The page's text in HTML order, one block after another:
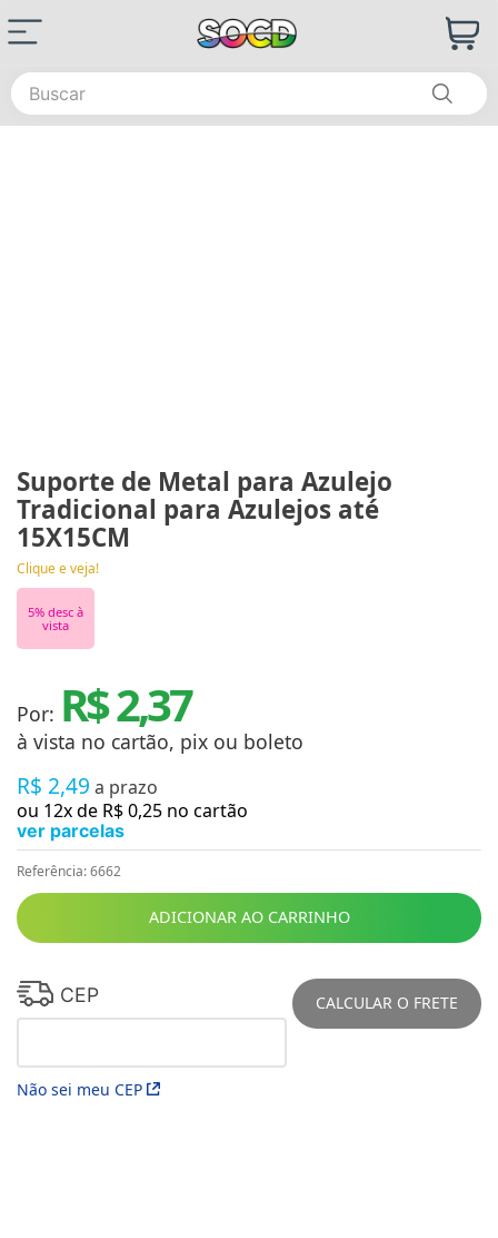
Buscar
Suporte de Metal para Azulejo
Tradicional para Azulejos até
15X15CM
Clique e veja!
5% desc à
vista
Por: R$ 2,37
à vista no cartão, pix ou boleto
R$ 2,49 a prazo
ou 12x de R$0,25 no cartão
ver parcelas
Referência:6662
ADICIONAR AO CARRINHO
CEP
Não sei meu CEP
CALCULAR O FRETE